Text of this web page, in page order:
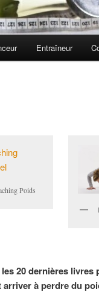
Entraîneur
Poids
20 dernières livres
arriver à perdre du